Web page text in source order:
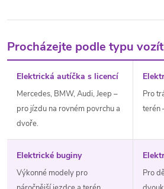
Procházejte podle typu
Elektrická autíčka s licencí
Mercedes, BMW, Audi, Jeep –
pro jízdu na rovném povrchu a
dvoře.
Pro
terén
Elektrické buginy
Výkonné modely pro
Pro